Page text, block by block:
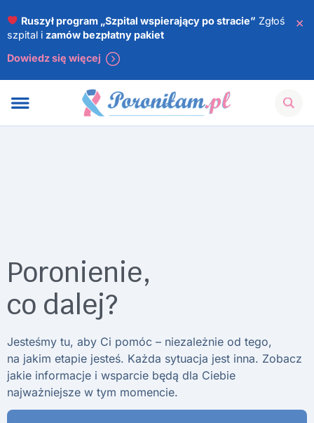
Ruszył program „Szpital wspierający po stracie” Zgłoś
szpital i zamów bezpłatny pakiet
Dowiedz się więcej
×
Poronienie,
co dalej?
Jesteśmy tu, aby Ci pomóc – niezależnie od tego,
na jakim etapie jesteś. Każda sytuacja jest inna. Zobacz
jakie informacje i wsparcie będą dla Ciebie
najważniejsze w tym momencie.